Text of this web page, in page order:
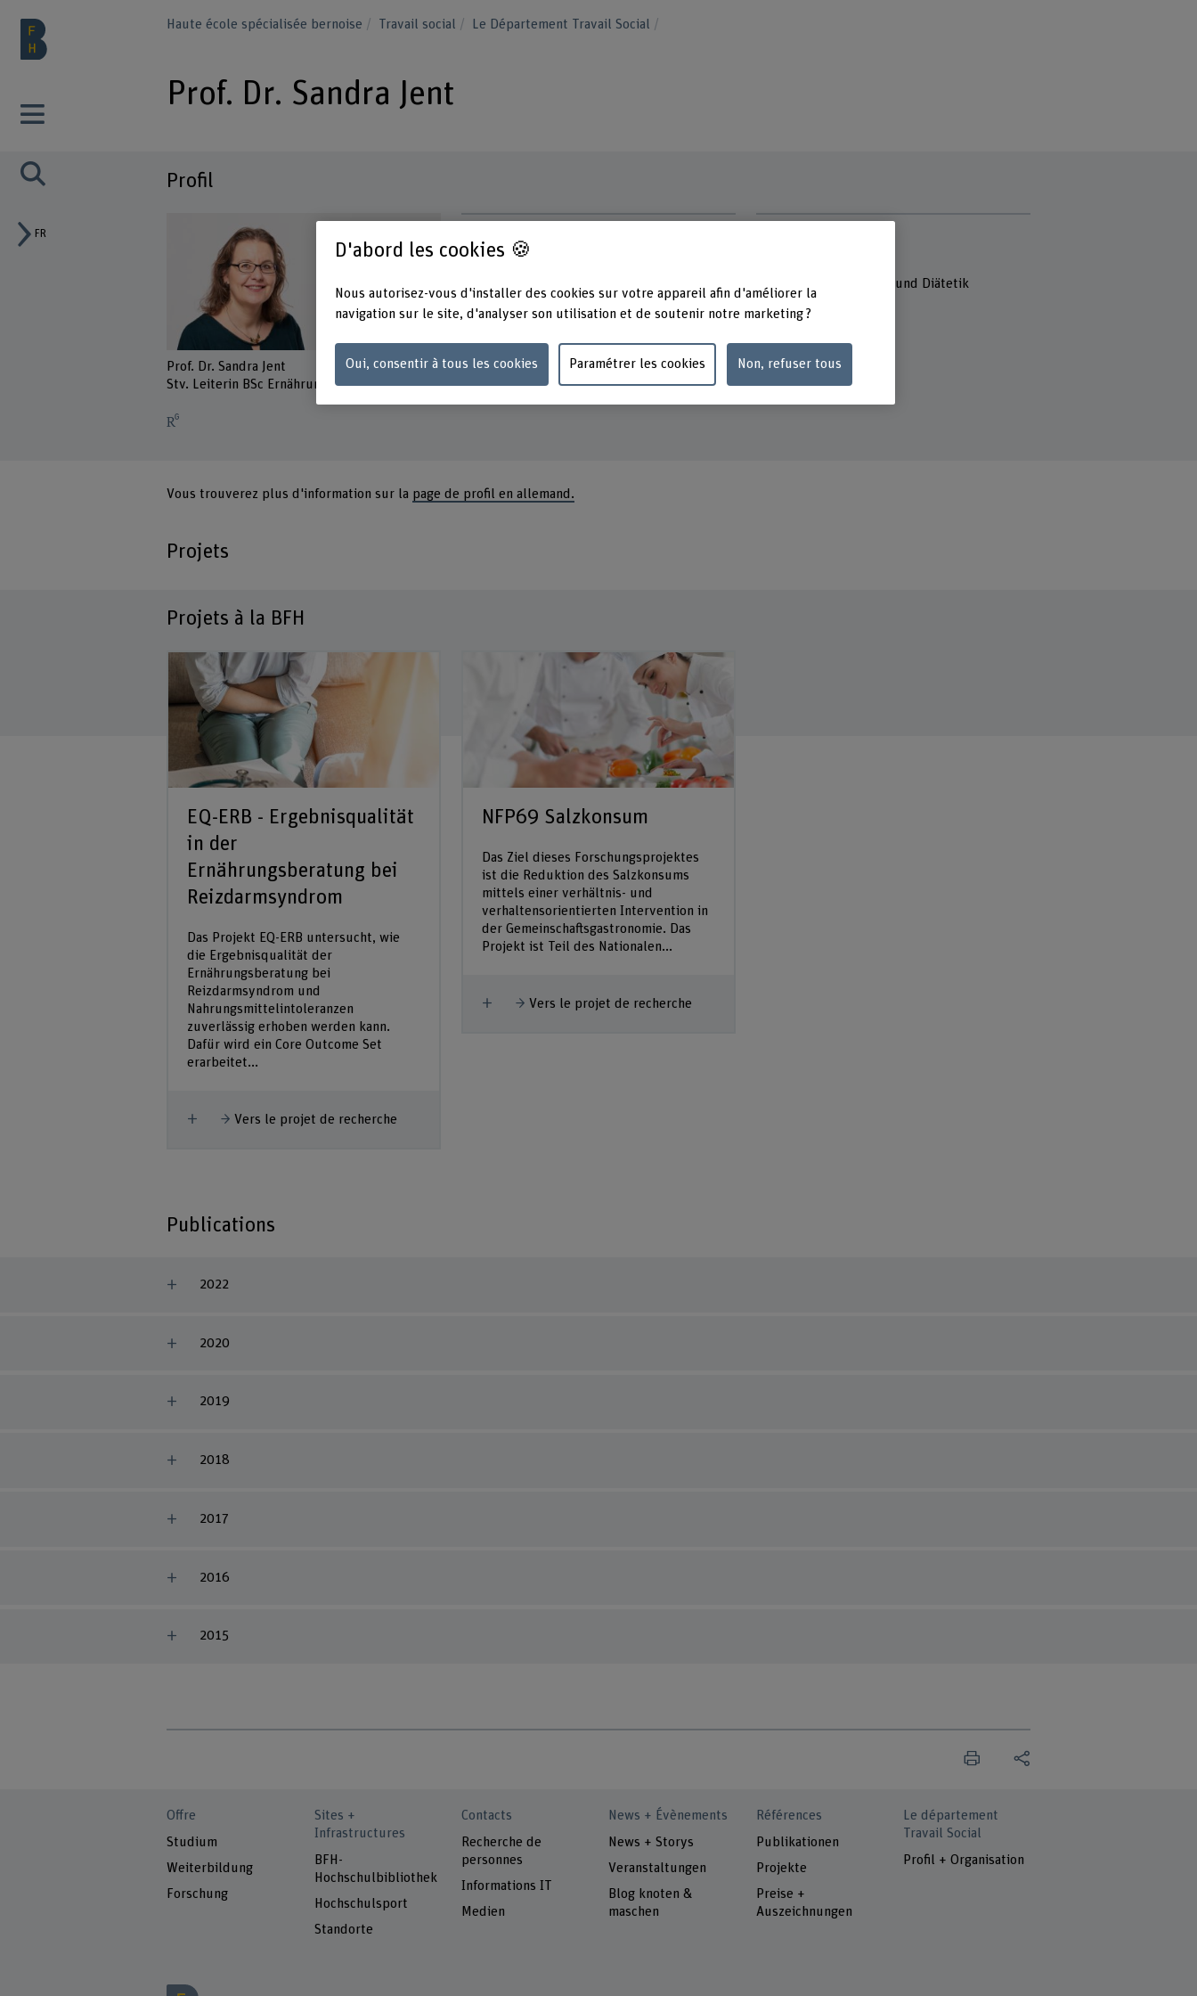
FR
Haute école spécialisée bernoise Travail social Le Département Travail Social
Prof. Dr. Sandra Jent
Profil
Prof. Dr. Sandra Jent
Stv. Leiterin BSc Ernährung & Diätetik
+41 31 848 37 84
Afficher l'e-mail
Fachbereich Ernährung und Diätetik
Murtenstrasse 10
3008 Bern
Vous trouverez plus d'information sur la page de profil en allemand.
Projets
Projets à la BFH
EQ-ERB - Ergebnisqualität
in der
Ernährungsberatung bei
Reizdarmsyndrom
Das Projekt EQ-ERB untersucht, wie
die Ergebnisqualität der
Ernährungsberatung bei
Reizdarmsyndrom und
Nahrungsmittelintoleranzen
zuverlässig erhoben werden kann.
Dafür wird ein Core Outcome Set
erarbeitet...
Afficher plus
Vers le projet de recherche
NFP69 Salzkonsum
Das Ziel dieses Forschungsprojektes
ist die Reduktion des Salzkonsums
mittels einer verhältnis- und
verhaltensorientierten Intervention in
der Gemeinschaftsgastronomie. Das
Projekt ist Teil des Nationalen...
Afficher plus
Vers le projet de recherche
Publications
2022
2020
2019
2018
2017
2016
2015
Offre
Studium
Weiterbildung
Forschung
Sites +
Infrastructures
BFH-
Hochschulbibliothek
Hochschulsport
Standorte
Contacts
Recherche de
personnes
Informations IT
Medien
News + Évènements
News + Storys
Veranstaltungen
Blog knoten &
maschen
Références
Publikationen
Projekte
Preise +
Auszeichnungen
Le département
Travail Social
Profil + Organisation
D'abord les cookies 🍪
Nous autorisez-vous d'installer des cookies sur votre appareil afin d'améliorer la
navigation sur le site, d'analyser son utilisation et de soutenir notre marketing ?
Oui, consentir à tous les cookies Paramétrer les cookies Non, refuser tous